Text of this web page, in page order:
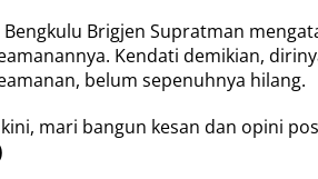
Brigjen Supratman
Kendati demikian,
belum sepenuhnya hilang.
mari bangun kesan dan opini